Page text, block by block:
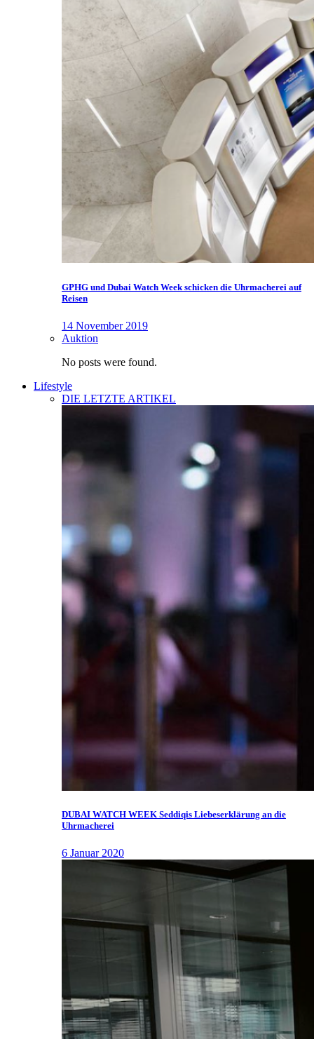
GPHG und Dubai Watch Week schicken die Uhrmacherei auf
Reisen
14 November 2019
Auktion
No posts were found.
Lifestyle
DIE LETZTE ARTIKEL
DUBAI WATCH WEEK Seddiqis Liebeserklärung an die
Uhrmacherei
6 Januar 2020